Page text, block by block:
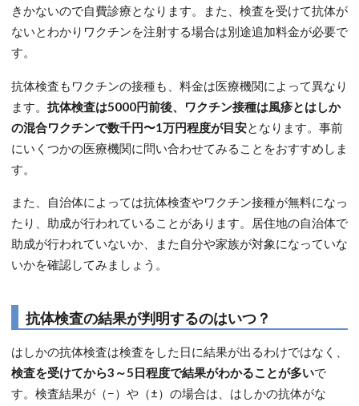
きかないので自費診療となります。また、検査を受けて抗体が
ないとわかりワクチンを注射する場合は別途追加料金が必要で
す。
抗体検査もワクチンの接種も、料金は医療機関によって異なり
ます。 抗体検査は5000円前後、ワクチン接種は風疹とはしか
の混合ワクチンで数千円〜1万円程度が目安となります。事前
にいくつかの医療機関に問い合わせてみることをおすすめしま
す。
また、自治体によっては抗体検査やワクチン接種が無料になっ
たり、助成が行われていることがあります。居住地の自治体で
助成が行われていないか、また自分や家族が対象になっていな
いかを確認してみましょう。
抗体検査の結果が判明するのはいつ？
はしかの抗体検査は検査をした日に結果が出るわけではなく、
検査を受けてから3～5日程度で結果がわかることが多いで
す。検査結果が（−）や（±）の場合は、はしかの抗体がな